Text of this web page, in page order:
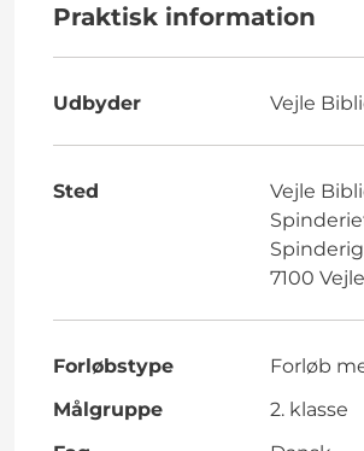
Praktisk information
Udbyder Vejle
Sted
Vejle
7100 Vejle
Forløbstype
Forløb
Målgruppe
2. klasse